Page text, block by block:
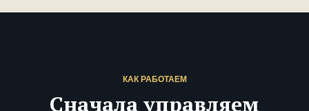
КАК РАБОТАЕМ
Сначала управляем